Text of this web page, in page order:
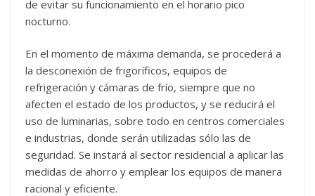
de evitar su funcionamiento en el horario pico
nocturno.
En el momento de máxima demanda, se procederá a
la desconexión de frigoríficos, equipos de
refrigeración y cámaras de frío, siempre que no
afecten el estado de los productos, y se reducirá el
uso de luminarias, sobre todo en centros comerciales
e industrias, donde serán utilizadas sólo las de
seguridad. Se instará al sector residencial a aplicar las
medidas de ahorro y emplear los equipos de manera
racional y eficiente.